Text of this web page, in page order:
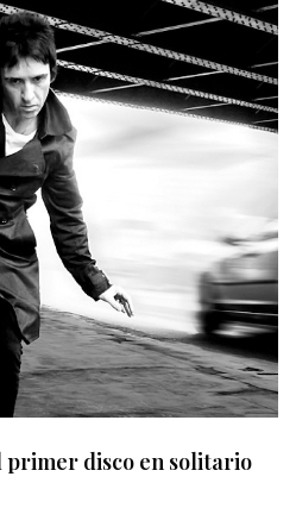
primer disco en solitario